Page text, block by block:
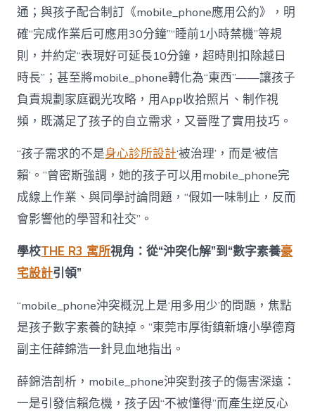
通；與孩子配合制訂《mobile_phone應用公約》，明
確“完成作業后可應用30分鐘”“睡前1小時禁機”等規
則，并約定“表現好可延長10分鐘，超時則扣除越日
時長”；甚至將mobile_phone轉化為“東西”——讓孩子
負責規劃家庭觀光攻略，用App收拾照片、制作視
頻，既滿足了孩子的自立需求，又晉陞了實用技巧。
“孩子需求的不是身心診所設計‘被治理’，而是‘被信
賴’。”曾密斯強調，她的孩子可以用mobile_phone完
成線上作業、與同學討論問題，“假如一味制止，反而
會影響他的學習和社交”。
學校THE R3 寓所視角：從“沖突化解”到“數字素養豪
宅設計引領”
“mobile_phone沖突概況上是‘用多用少’的問題，焦點
是孩子數字素養的缺掉。”東莞市厚街鎮新塘小學德育
副主任薛錦浩一針見血地指出。
薛錦浩剖析，mobile_phone沖突對孩子的傷害深遠：
一是引發信賴危機，孩子因“不被懂得”而產生逆反心